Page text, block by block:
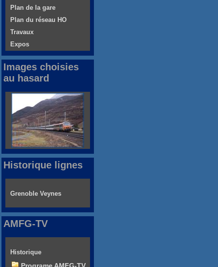
Plan de la gare
Plan du réseau HO
Travaux
Expos
Images choisies
au hasard
Historique lignes
Grenoble Veynes
AMFG-TV
Historique